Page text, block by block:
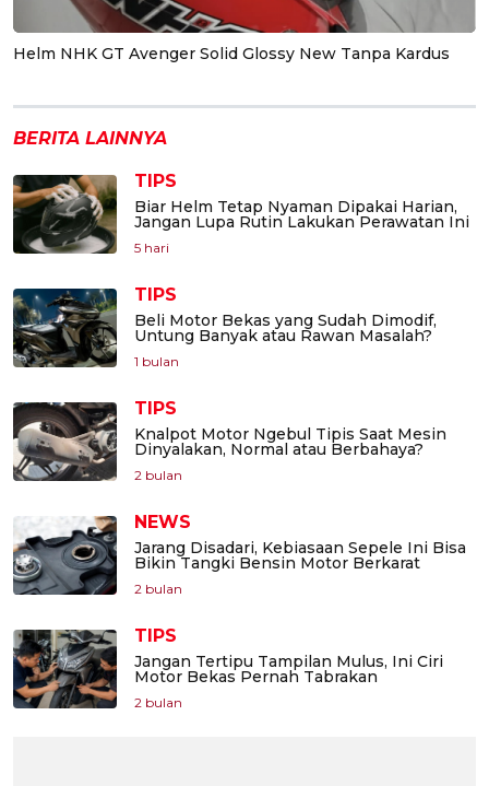
Helm NHK GT Avenger Solid Glossy New Tanpa Kardus
BERITA LAINNYA
TIPS
Biar Helm Tetap Nyaman Dipakai Harian,
Jangan Lupa Rutin Lakukan Perawatan Ini
5 hari
TIPS
Beli Motor Bekas yang Sudah Dimodif,
Untung Banyak atau Rawan Masalah?
1 bulan
TIPS
Knalpot Motor Ngebul Tipis Saat Mesin
Dinyalakan, Normal atau Berbahaya?
2 bulan
NEWS
Jarang Disadari, Kebiasaan Sepele Ini Bisa
Bikin Tangki Bensin Motor Berkarat
2 bulan
TIPS
Jangan Tertipu Tampilan Mulus, Ini Ciri
Motor Bekas Pernah Tabrakan
2 bulan